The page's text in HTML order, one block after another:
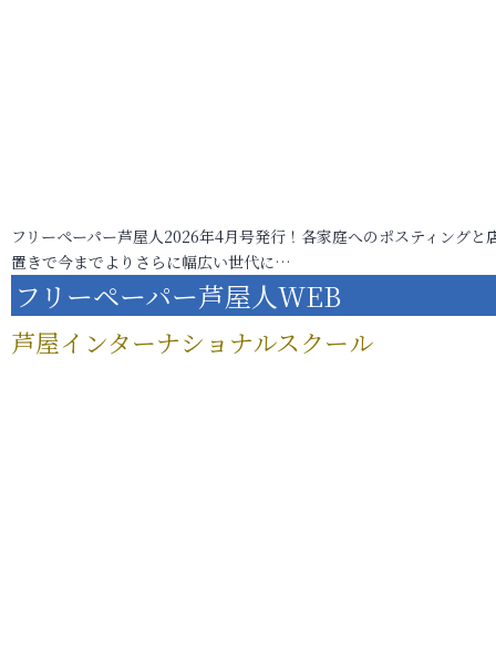
フリーペーパー芦屋人2026年4月号発行！各家庭へのポスティングと
置きで今までよりさらに幅広い世代に…
フリーペーパー芦屋人WEB
芦屋インターナショナルスクール